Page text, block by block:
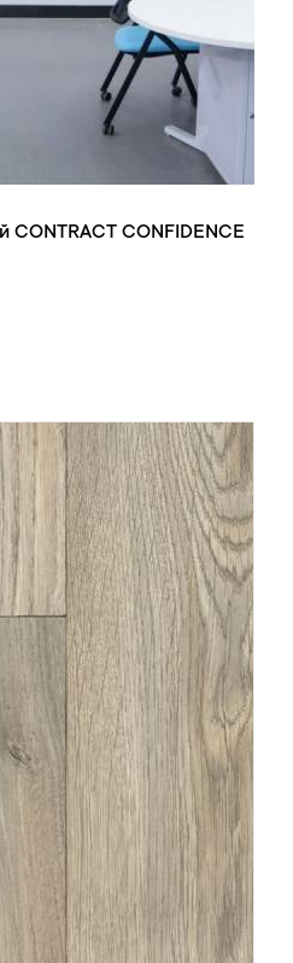
CONFIDENCE